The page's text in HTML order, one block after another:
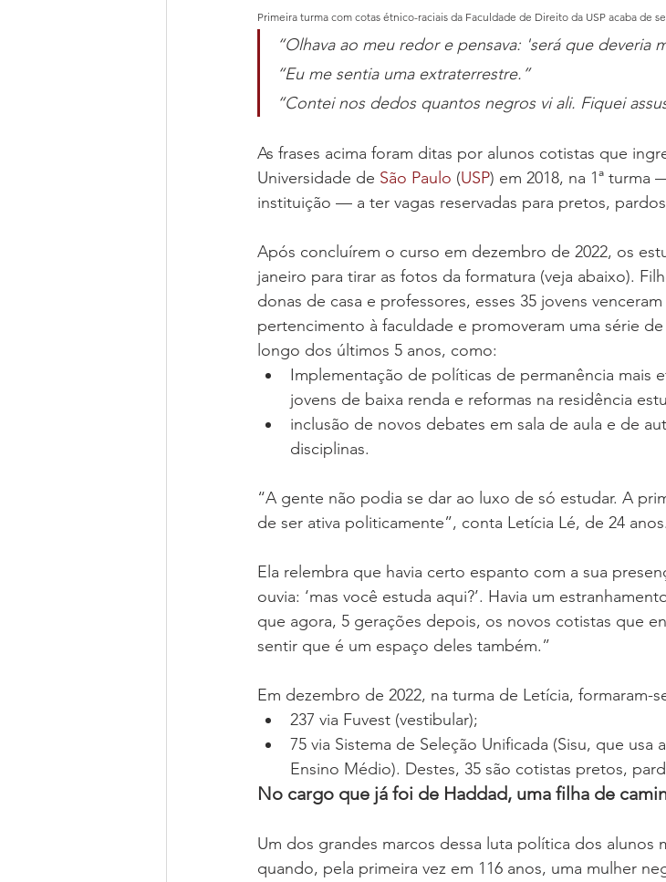
Primeira turma com cotas étnico-raciais da Faculdade de Direito da USP acaba de
“Olhava ao meu redor e pensava: 'será que deveria
“Eu me sentia uma extraterrestre.”
“Contei nos dedos quantos negros vi ali. Fiquei
As frases acima foram ditas por alunos cotistas que
Universidade de São Paulo (USP) em 2018, na 1ª turma
instituição — a ter vagas reservadas para pretos,
Após concluírem o curso em dezembro de 2022, os
janeiro para tirar as fotos da formatura (veja abaixo).
donas de casa e professores, esses 35 jovens
pertencimento à faculdade e promoveram uma série
longo dos últimos 5 anos, como:
Implementação de políticas de permanência mais
jovens de baixa renda e reformas na residência
inclusão de novos debates em sala de aula e de
disciplinas.
“A gente não podia se dar ao luxo de só estudar. A
de ser ativa politicamente”, conta Letícia Lé, de 24 anos.
Ela relembra que havia certo espanto com a sua
ouvia: ‘mas você estuda aqui?’. Havia um
que agora, 5 gerações depois, os novos cotistas que
sentir que é um espaço deles também.”
Em dezembro de 2022, na turma de Letícia, formaram-
237 via Fuvest (vestibular);
75 via Sistema de Seleção Unificada (Sisu, que
Ensino Médio). Destes, 35 são cotistas pretos,
No cargo que já foi de Haddad, uma filha de
Um dos grandes marcos dessa luta política dos alunos
quando, pela primeira vez em 116 anos, uma mulher